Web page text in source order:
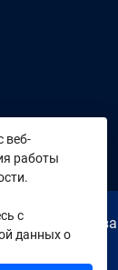
Все права
сайте,
веб-
работы
с
данных о